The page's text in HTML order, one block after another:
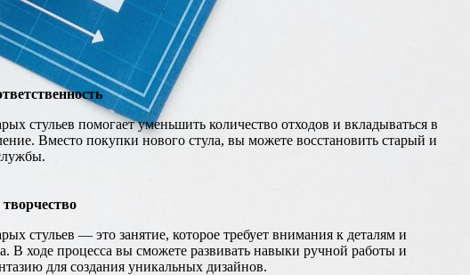
стульев помогает уменьшить количество отходов и вкладываться в
Вместо покупки нового стула, вы можете восстановить старый и
стульев — это занятие, которое требует внимания к деталям и
В ходе процесса вы сможете развивать навыки ручной работы и
для создания уникальных дизайнов.